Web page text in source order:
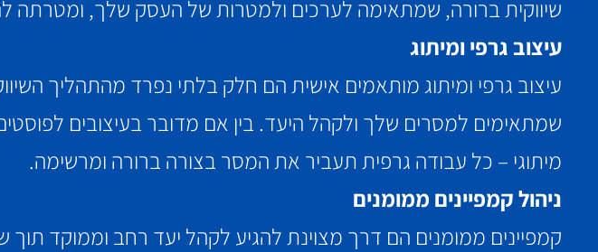
שיווקית ברורה, שמתאימה לערכים ולמטרות של העסק שלך, ומטרתה
עיצוב גרפי ומיתוג
עיצוב גרפי ומיתוג מותאמים אישית הם חלק בלתי נפרד מהתהליך
שמתאימים למסרים שלך ולקהל היעד. בין אם מדובר בעיצובים
מיתוגי – כל עבודה גרפית תעביר את המסר בצורה ברורה ומרשימה.
ניהול קמפיינים ממומנים
קמפיינים ממומנים הם דרך מצוינת להגיע לקהל יעד רחב וממוקד